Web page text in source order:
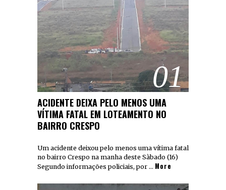
01
ACIDENTE DEIXA PELO MENOS UMA
VÍTIMA FATAL EM LOTEAMENTO NO
BAIRRO CRESPO
Um acidente deixou pelo menos uma vítima fatal
no bairro Crespo na manha deste Sàbado (16)
Segundo informações policiais, por … More